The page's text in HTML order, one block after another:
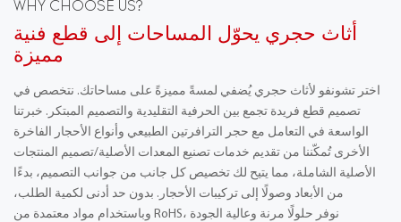
WHY CHOOSE US?
أثاث حجري يحوّل المساحات إلى قطع فنية
مميزة
اختر تشونفو لأثاث حجري يُضفي لمسةً مميزةً على مساحاتك. نتخصص في
تصميم قطع فريدة تجمع بين الحرفية التقليدية والتصميم المبتكر. خبرتنا
الواسعة في التعامل مع حجر الترافرتين الطبيعي وأنواع الأحجار الفاخرة
الأخرى تُمكّننا من تقديم خدمات تصنيع المعدات الأصلية/تصميم المنتجات
الأصلية الشاملة، مما يتيح لك تخصيص كل جانب من جوانب التصميم، بدءًا
من الأبعاد وصولًا إلى تركيبات الأحجار. بدون حد أدنى لكمية الطلب،
وباستخدام مواد معتمدة من RoHS، نوفر حلولًا مرنة وعالية الجودة